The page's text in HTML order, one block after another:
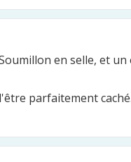
en selle, et
parfaitement caché.